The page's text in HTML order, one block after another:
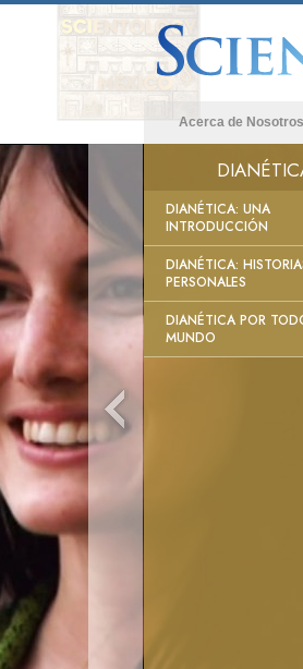
Acerca de Nosotros
DIANÉTICA: UNA
INTRODUCCIÓN
DIANÉTICA:
PERSONALES
DIANÉTICA POR
MUNDO